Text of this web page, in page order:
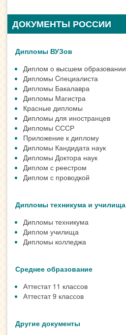
ДОКУМЕНТЫ РОССИИ
Дипломы ВУЗов
Диплом о высшем образовании
Дипломы Cпециалиста
Дипломы Бакалавра
Дипломы Магистра
Красные дипломы
Дипломы для иностранцев
Дипломы СССР
Приложение к диплому
Дипломы Кандидата наук
Дипломы Доктора наук
Диплом с реестром
Диплом с проводкой
Дипломы техникума и училища
Дипломы техникума
Диплом училища
Дипломы колледжа
Среднее образование
Аттестат 11 классов
Аттестат 9 классов
Другие документы